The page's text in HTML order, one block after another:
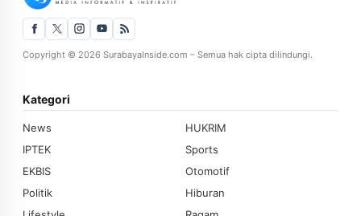
Copyright © 2026 SurabayaInside.com – Semua hak cipta dilindungi.
Kategori
News
HUKRIM
IPTEK
Sports
EKBIS
Otomotif
Politik
Hiburan